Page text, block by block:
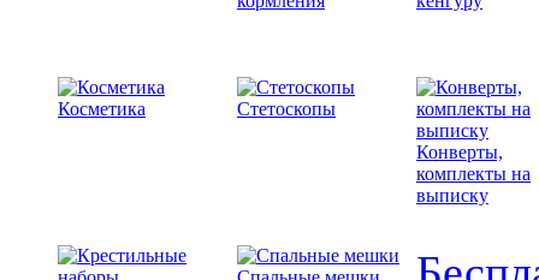
Косметика Стетоскопы
Конверты,
комплекты на
выписку